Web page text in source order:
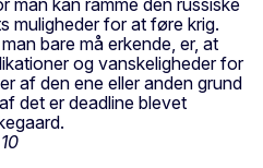
muligheder for at føre krig.
bare må erkende, er, at
og vanskeligheder for
af den ene eller anden grund
det er deadline blevet